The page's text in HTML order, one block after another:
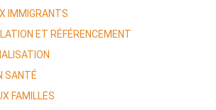
IMMIGRANTS
ET RÉFÉRENCEMENT
SANTÉ
FAMILLES